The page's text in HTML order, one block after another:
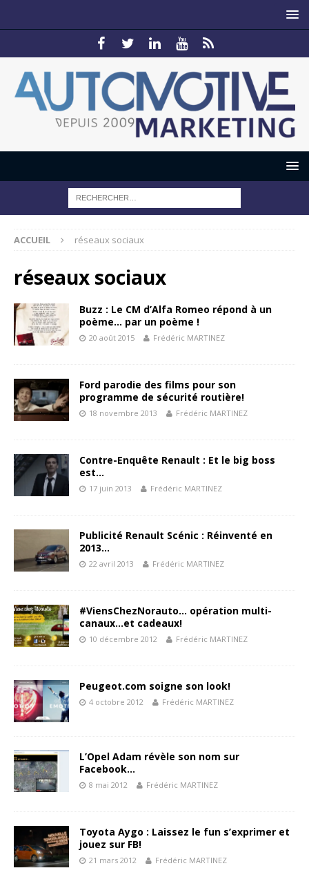
ACCUEIL réseaux sociaux
réseaux sociaux
Buzz : Le CM d’Alfa Romeo répond à un
poème… par un poème !
20 août 2015 Frédéric MARTINEZ
Ford parodie des films pour son
programme de sécurité routière!
18 novembre 2013 Frédéric MARTINEZ
Contre-Enquête Renault : Et le big boss
est…
17 juin 2013 Frédéric MARTINEZ
Publicité Renault Scénic : Réinventé en
2013…
22 avril 2013 Frédéric MARTINEZ
#ViensChezNorauto… opération multi-
canaux…et cadeaux!
10 décembre 2012 Frédéric MARTINEZ
Peugeot.com soigne son look!
4 octobre 2012 Frédéric MARTINEZ
L’Opel Adam révèle son nom sur
Facebook…
8 mai 2012 Frédéric MARTINEZ
Toyota Aygo : Laissez le fun s’exprimer et
jouez sur FB!
21 mars 2012 Frédéric MARTINEZ